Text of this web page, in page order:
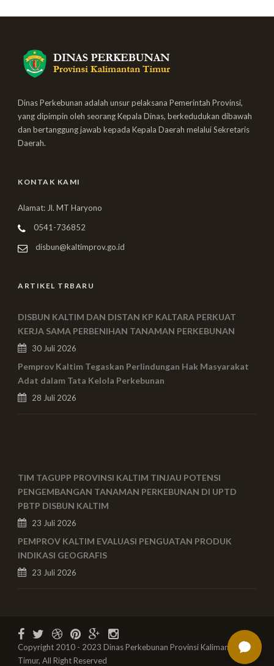
Dinas Perkebunan adalah unsur pelaksana Pemerintah Provinsi,
yang dipimpin oleh seorang Kepala Dinas, berkedudukan dibawah
dan bertanggung jawab kepada Kepala Daerah melalui Sekretaris
Daerah.
KONTAK KAMI
Alamat: Jl. MT Haryono
0541-736852
disbun@kaltimprov.go.id
ARTIKEL TRBARU
DISBUN KALTIM DAN DISTAN KP KALTARA PERKUAT
KERJA SAMA PERBENIHAN TANAMAN PERKEBUNAN
30 Juli 2026
Pemprov Kaltim Tegaskan Perlindungan Hak Masyarakat
Adat dalam Tata Kelola Perkebunan
28 Juli 2026
TIM TAGUPP PROVINSI KALTIM TINJAU POTENSI
PENGEMBANGAN TANAMAN PERKEBUNAN DI UPTD
PBTP DISBUN KALTIM
23 Juli 2026
PEMPROV KALTIM EVALUASI PENGUATAN PRODUK
INDIKASI GEOGRAFIS
23 Juli 2026
Copyright 2010 - 2023 Dinas Perkebunan Provinsi Kalimantan
Timur, All Right Reserved